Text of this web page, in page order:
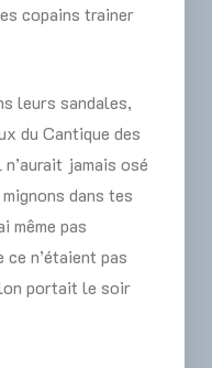
copains trainer
leurs sandales,
du Cantique des
jamais osé
dans tes
même pas
ce n’étaient pas
portait le soir